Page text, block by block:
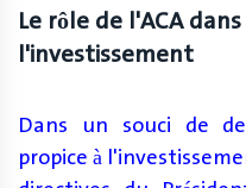
Le rôle de l'ACA
l'investissement
Dans un souci de
propice à